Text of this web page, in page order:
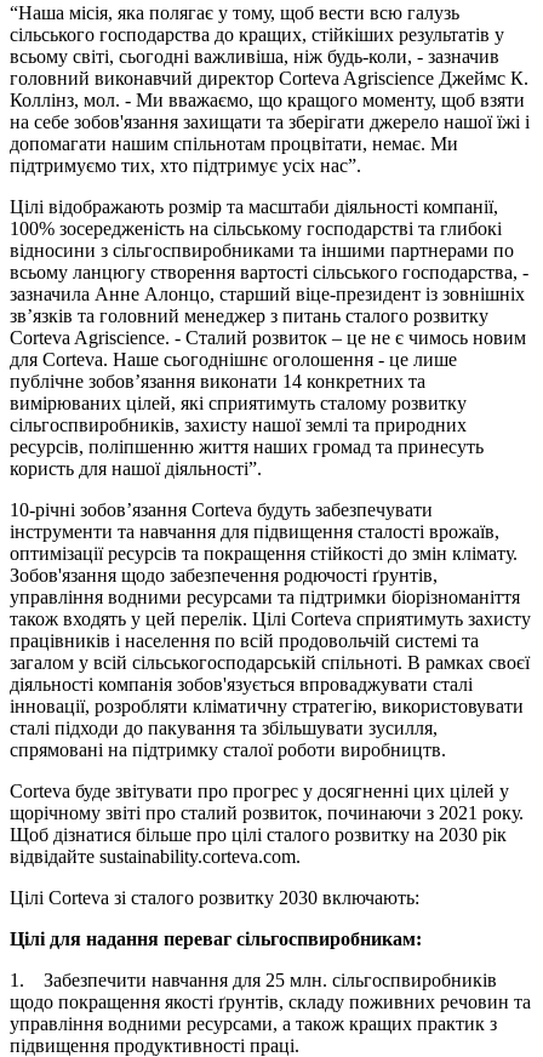
“Наша місія, яка полягає у тому, щоб вести всю галузь
сільського господарства до кращих, стійкіших результатів у
всьому світі, сьогодні важливіша, ніж будь-коли, - зазначив
головний виконавчий директор Corteva Agriscience Джеймс К.
Коллінз, мол. - Ми вважаємо, що кращого моменту, щоб взяти
на себе зобов'язання захищати та зберігати джерело нашої їжі і
допомагати нашим спільнотам процвітати, немає. Ми
підтримуємо тих, хто підтримує усіх нас”.
Цілі відображають розмір та масштаби діяльності компанії,
100% зосередженість на сільському господарстві та глибокі
відносини з сільгоспвиробниками та іншими партнерами по
всьому ланцюгу створення вартості сільського господарства, -
зазначила Анне Алонцо, старший віце-президент із зовнішніх
зв’язків та головний менеджер з питань сталого розвитку
Corteva Agriscience. - Сталий розвиток – це не є чимось новим
для Corteva. Наше сьогоднішнє оголошення - це лише
публічне зобов’язання виконати 14 конкретних та
вимірюваних цілей, які сприятимуть сталому розвитку
сільгоспвиробників, захисту нашої землі та природних
ресурсів, поліпшенню життя наших громад та принесуть
користь для нашої діяльності”.
10-річні зобов’язання Corteva будуть забезпечувати
інструменти та навчання для підвищення сталості врожаїв,
оптимізації ресурсів та покращення стійкості до змін клімату.
Зобов'язання щодо забезпечення родючості ґрунтів,
управління водними ресурсами та підтримки біорізноманіття
також входять у цей перелік. Цілі Corteva сприятимуть захисту
працівників і населення по всій продовольчій системі та
загалом у всій сільськогосподарській спільноті. В рамках своєї
діяльності компанія зобов'язується впроваджувати сталі
інновації, розробляти кліматичну стратегію, використовувати
сталі підходи до пакування та збільшувати зусилля,
спрямовані на підтримку сталої роботи виробництв.
Corteva буде звітувати про прогрес у досягненні цих цілей у
щорічному звіті про сталий розвиток, починаючи з 2021 року.
Щоб дізнатися більше про цілі сталого розвитку на 2030 рік
відвідайте sustainability.corteva.com.
Цілі Corteva зі сталого розвитку 2030 включають:
Цілі для надання переваг сільгоспвиробникам:
1. Забезпечити навчання для 25 млн. сільгоспвиробників
щодо покращення якості ґрунтів, складу поживних речовин та
управління водними ресурсами, а також кращих практик з
підвищення продуктивності праці.